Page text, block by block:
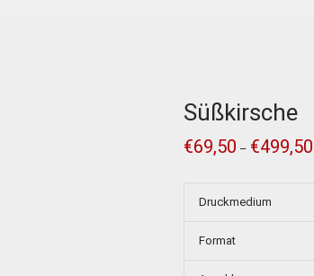
Süßkirsche
€69,50 – €499,50
Druckmedium
Format